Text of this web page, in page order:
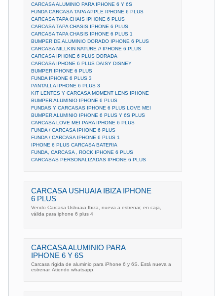
CARCASA ALUMINIO PARA IPHONE 6 Y 6S
FUNDA CARCASA TAPA APPLE IPHONE 6 PLUS
CARCASA TAPA CHAIS IPHONE 6 PLUS
CARCASA TAPA CHASIS IPHONE 6 PLUS
CARCASA TAPA CHASIS IPHONE 6 PLUS 1
BUMPER DE ALUMINIO DORADO IPHONE 6 PLUS
CARCASA NILLKIN NATURE // IPHONE 6 PLUS
CARCASA IPHONE 6 PLUS DORADA
CARCASA IPHONE 6 PLUS DAISY DISNEY
BUMPER IPHONE 6 PLUS
FUNDA IPHONE 6 PLUS 3
PANTALLA IPHONE 6 PLUS 3
KIT LENTES Y CARCASA MOMENT LENS IPHONE
BUMPER ALUMINIO IPHONE 6 PLUS
FUNDAS Y CARCASAS IPHONE 6 PLUS LOVE MEI
BUMPER ALUMINIO IPHONE 6 PLUS Y 6S PLUS
CARCASA LOVE MEI PARA IPHONE 6 PLUS
FUNDA / CARCASA IPHONE 6 PLUS
FUNDA / CARCASA IPHONE 6 PLUS 1
IPHONE 6 PLUS CARCASA BATERIA
FUNDA, CARCASA , ROCK IPHONE 6 PLUS
CARCASAS PERSONALIZADAS IPHONE 6 PLUS
CARCASA USHUAIA IBIZA IPHONE
6 PLUS
Vendo Carcasa Ushuaia Ibiza, nueva a estrenar, en caja,
válida para iphone 6 plus 4
CARCASA ALUMINIO PARA
IPHONE 6 Y 6S
Carcasa rígida de aluminio para iPhone 6 y 6S. Está nueva a
estrenar. Atiendo whatsapp.